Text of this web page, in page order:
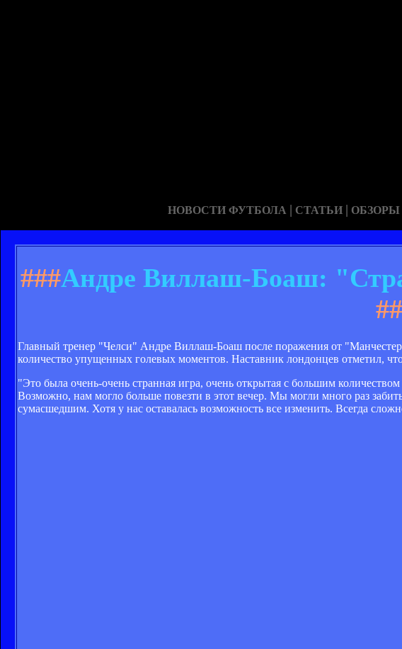
НОВОСТИ ФУТБОЛА | СТАТЬИ | ОБЗОРЫ
###Андре Виллаш-Боаш:
Главный тренер "Челси" Андре Виллаш-Боаш после поражения от
количество упущенных голевых моментов. Наставник лондонцев отметил,
"Это была очень-очень странная игра, очень открытая с большим
Возможно, нам могло больше повезти в этот вечер. Мы могли много раз
сумасшедшим. Хотя у нас оставалась возможность все изменить. Всегда